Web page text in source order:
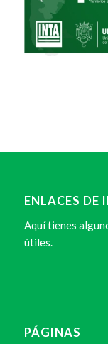
ENLACES DE
Aquí tienes
útiles.
PÁGINAS